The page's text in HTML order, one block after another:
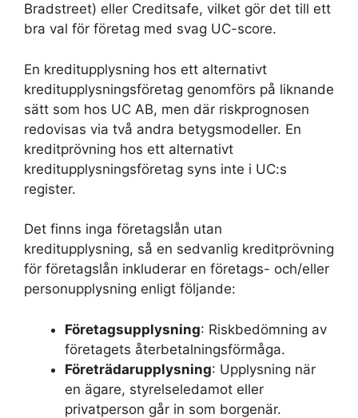
Bradstreet) eller Creditsafe, vilket gör det till ett
bra val för företag med svag UC-score.
En kreditupplysning hos ett alternativt
kreditupplysningsföretag genomförs på liknande
sätt som hos UC AB, men där riskprognosen
redovisas via två andra betygsmodeller. En
kreditprövning hos ett alternativt
kreditupplysningsföretag syns inte i UC:s
register.
Det finns inga företagslån utan
kreditupplysning, så en sedvanlig kreditprövning
för företagslån inkluderar en företags- och/eller
personupplysning enligt följande:
Företagsupplysning: Riskbedömning av
företagets återbetalningsförmåga.
Företrädarupplysning: Upplysning när
en ägare, styrelseledamot eller
privatperson går in som borgenär.